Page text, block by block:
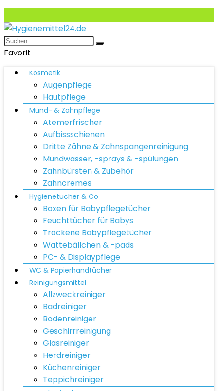
Favorit
Kosmetik
Augenpflege
Hautpflege
Mund- & Zahnpflege
Atemerfrischer
Aufbissschienen
Dritte Zähne & Zahnspangenreinigung
Mundwasser, -sprays & -spülungen
Zahnbürsten & Zubehör
Zahncremes
Hygienetücher & Co
Boxen für Babypflegetücher
Feuchttücher für Babys
Trockene Babypflegetücher
Wattebällchen & -pads
PC- & Displaypflege
WC & Papierhandtücher
Reinigungsmittel
Allzweckreiniger
Badreiniger
Bodenreiniger
Geschirrreinigung
Glasreiniger
Herdreiniger
Küchenreiniger
Teppichreiniger